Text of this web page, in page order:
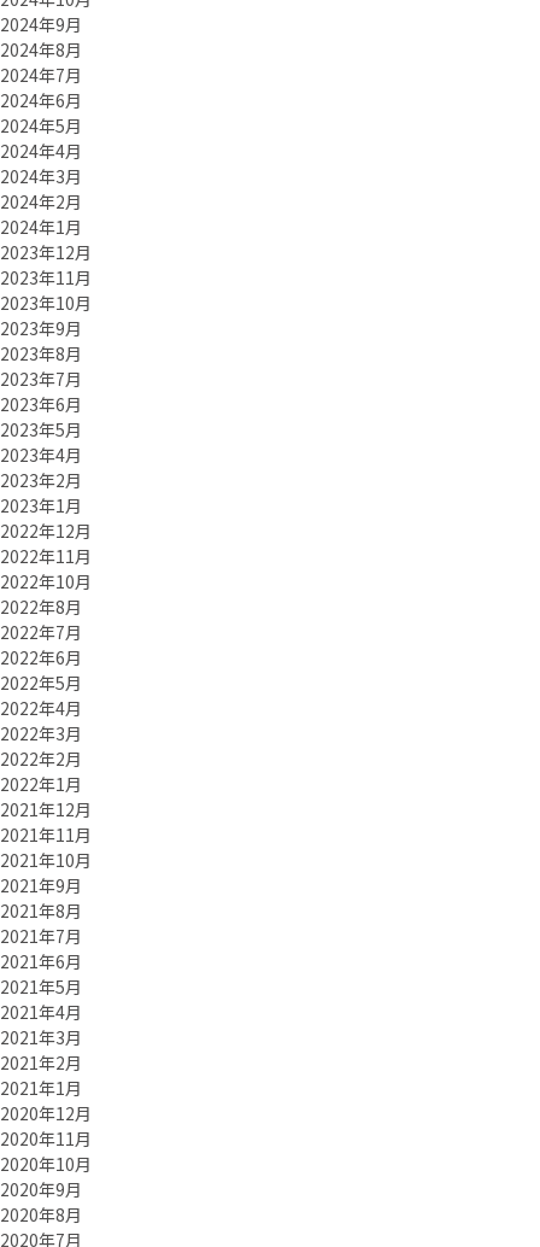
2024年9月
2024年8月
2024年7月
2024年6月
2024年5月
2024年4月
2024年3月
2024年2月
2024年1月
2023年12月
2023年11月
2023年10月
2023年9月
2023年8月
2023年7月
2023年6月
2023年5月
2023年4月
2023年2月
2023年1月
2022年12月
2022年11月
2022年10月
2022年8月
2022年7月
2022年6月
2022年5月
2022年4月
2022年3月
2022年2月
2022年1月
2021年12月
2021年11月
2021年10月
2021年9月
2021年8月
2021年7月
2021年6月
2021年5月
2021年4月
2021年3月
2021年2月
2021年1月
2020年12月
2020年11月
2020年10月
2020年9月
2020年8月
2020年7月